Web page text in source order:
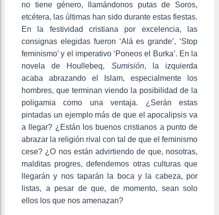
no tiene género, llamándonos putas de Soros,
etcétera, las últimas han sido durante estas fiestas.
En la festividad cristiana por excelencia, las
consignas elegidas fueron ‘Alá es grande’, ‘Stop
feminismo’ y el imperativo ‘Poneos el Burka’. En la
novela de Houllebeq, Sumisión, la izquierda
acaba abrazando el Islam, especialmente los
hombres, que terminan viendo la posibilidad de la
poligamia como una ventaja. ¿Serán estas
pintadas un ejemplo más de que el apocalipsis va
a llegar? ¿Están los buenos cristianos a punto de
abrazar la religión rival con tal de que el feminismo
cese? ¿O nos están advirtiendo de que, nosotras,
malditas progres, defendemos otras culturas que
llegarán y nos taparán la boca y la cabeza, por
listas, a pesar de que, de momento, sean solo
ellos los que nos amenazan?